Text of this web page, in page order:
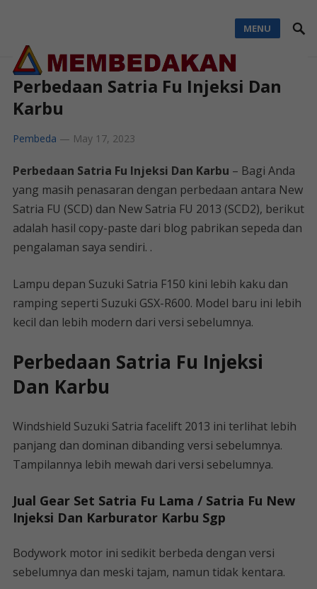
MENU
Perbedaan Satria Fu Injeksi Dan
Karbu
Pembeda — May 17, 2023
Perbedaan Satria Fu Injeksi Dan Karbu – Bagi Anda
yang masih penasaran dengan perbedaan antara New
Satria FU (SCD) dan New Satria FU 2013 (SCD2), berikut
adalah hasil copy-paste dari blog pabrikan sepeda dan
pengalaman saya sendiri. .
Lampu depan Suzuki Satria F150 kini lebih kaku dan
ramping seperti Suzuki GSX-R600. Model baru ini lebih
kecil dan lebih modern dari versi sebelumnya.
Perbedaan Satria Fu Injeksi
Dan Karbu
Windshield Suzuki Satria facelift 2013 ini terlihat lebih
panjang dan dominan dibanding versi sebelumnya.
Tampilannya lebih mewah dari versi sebelumnya.
Jual Gear Set Satria Fu Lama / Satria Fu New
Injeksi Dan Karburator Karbu Sgp
Bodywork motor ini sedikit berbeda dengan versi
sebelumnya dan meski tajam, namun tidak kentara.